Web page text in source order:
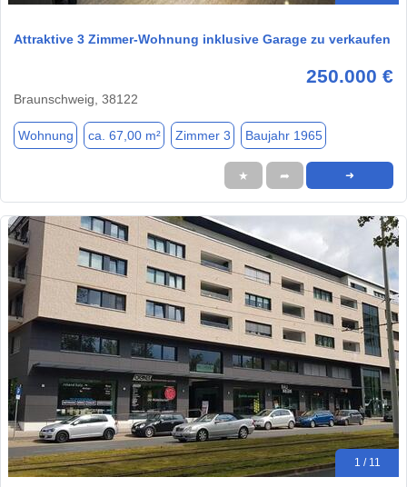
Attraktive 3 Zimmer-Wohnung inklusive Garage zu verkaufen
250.000 €
Braunschweig, 38122
Wohnung ca. 67,00 m² Zimmer 3 Baujahr 1965
★ ➦ ➜
1 / 11